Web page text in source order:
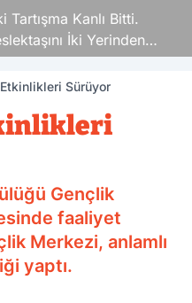
Tartışma Kanlı Bitti.
İki Yerinden
Sürüyor
Gençlik
faaliyet
Merkezi, anlamlı
yaptı.